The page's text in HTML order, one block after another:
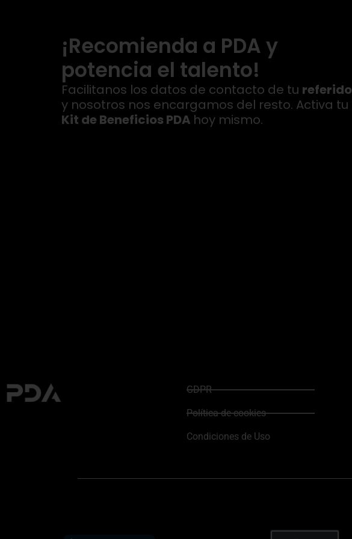
¡Recomienda a PDA y
potencia el talento!
Facilitanos los datos de contacto de tu referido
y nosotros nos encargamos del resto. Activa tu
Kit de Beneficios PDA hoy mismo.
GDPR
Política de cookies
Condiciones de Uso